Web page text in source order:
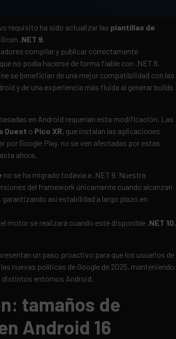
requisito ha sido actualizar las plantillas de
.NET 9.
compilar y publicar correctamente
no podía hacerse de forma fiable con .NET 8.
se benefician de una mejor compatibilidad con las
y de una experiencia más fluida al generar builds
en Android requerían esta modificación. Las
Quest o Pico XR, que instalan las aplicaciones
Google Play, no se ven afectadas por estas
ahora.
no se ha migrado todavía a .NET 9. Nuestra
del framework únicamente cuando alcanzan
, garantizando así estabilidad a largo plazo en
motor se realizará cuando esté disponible .NET 10,
un paso proactivo para que los usuarios de
nuevas políticas de Google de 2025, manteniendo
distintos entornos Android.
tamaños de
Android 16